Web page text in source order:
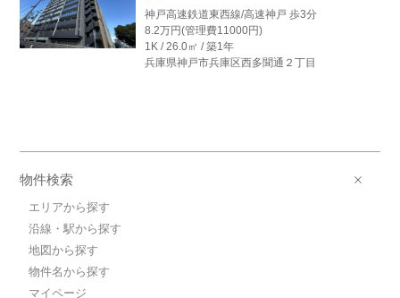
兵庫県神戸市兵庫区西多聞通２丁目
7.4万円神戸高速鉄道東西線/高速神
神戸高速鉄道東西線/高速神戸 歩3分
8.2万円(管理費11000円)
1K / 26.0㎡ / 築1年
兵庫県神戸市兵庫区西多聞通２丁目
物件検索
エリアから探す
沿線・駅から探す
地図から探す
物件名から探す
マイページ